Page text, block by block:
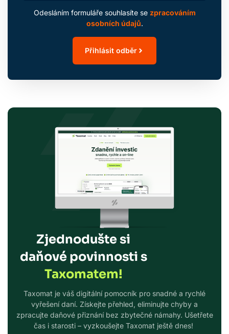
Odesláním formuláře souhlasíte se zpracováním
osobních údajů.
Přihlásit odběr
Zjednodušte si
daňové povinnosti s
Taxomatem!
Taxomat je váš digitální pomocník pro snadné a rychlé
vyřešení daní. Získejte přehled, eliminujte chyby a
zpracujte daňové přiznání bez zbytečné námahy. Ušetřete
čas i starosti – vyzkoušejte Taxomat ještě dnes!